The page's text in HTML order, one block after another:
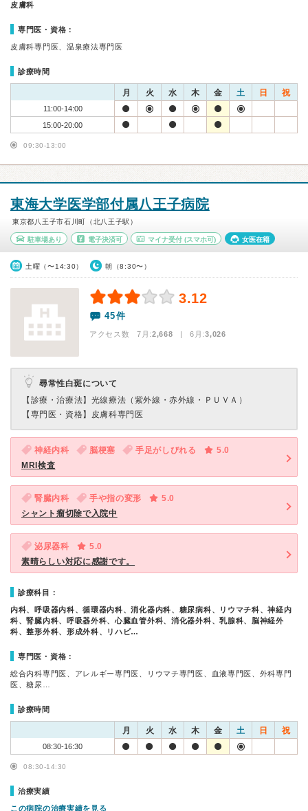
皮膚科
専門医・資格：
皮膚科専門医、温泉療法専門医
診療時間
月 火 水 木 金 土 日 祝
11:00-14:00
15:00-20:00
09:30-13:00
東海大学医学部付属八王子病院
東京都八王子市石川町（北八王子駅）
駐車場あり 電子決済可 マイナ受付 (スマホ可) 女医在籍
土曜（〜14:30） 朝（8:30〜）
3.12
45件
アクセス数 7月:2,668 | 6月:3,026
尋常性白斑について
【診療・治療法】 光線療法（紫外線・赤外線・ＰＵＶＡ）
【専門医・資格】 皮膚科専門医
神経内科 脳梗塞 手足がしびれる
5.0
MRI検査
腎臓内科 手や指の変形
5.0
シャント瘤切除で入院中
泌尿器科
5.0
素晴らしい対応に感謝です。
診療科目：
内科、呼吸器内科、循環器内科、消化器内科、糖尿病科、リウマチ科、神経内
科、腎臓内科、呼吸器外科、心臓血管外科、消化器外科、乳腺科、脳神経外
科、整形外科、形成外科、リハビ…
専門医・資格：
総合内科専門医、アレルギー専門医、リウマチ専門医、血液専門医、外科専門
医、糖尿…
診療時間
月 火 水 木 金 土 日 祝
08:30-16:30
08:30-14:30
治療実績
この病院の治療実績を見る